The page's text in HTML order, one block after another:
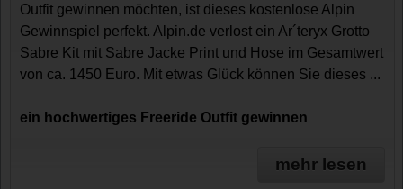
Outfit gewinnen möchten, ist dieses kostenlose Alpin
Gewinnspiel perfekt. Alpin.de verlost ein Ar´teryx Grotto
Sabre Kit mit Sabre Jacke Print und Hose im Gesamtwert
von ca. 1450 Euro. Mit etwas Glück können Sie dieses ...
ein hochwertiges Freeride Outfit gewinnen
mehr lesen